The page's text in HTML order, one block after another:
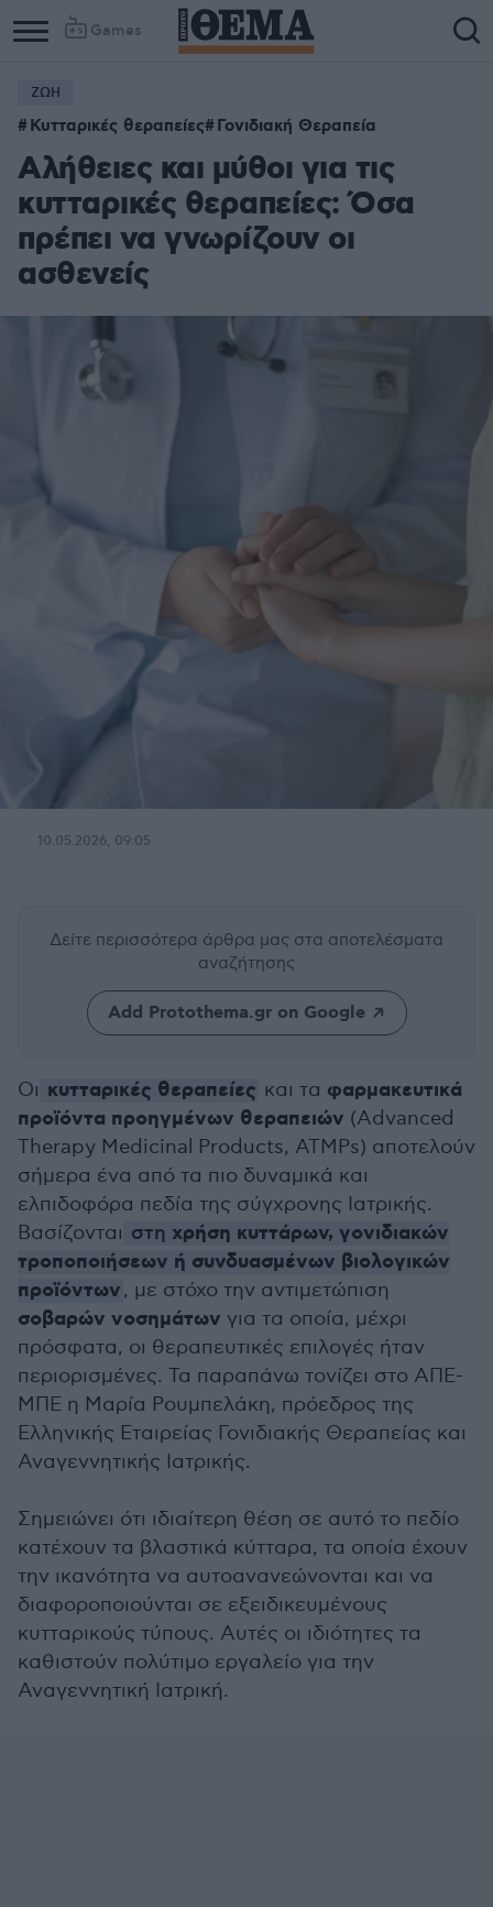
Games
ΖΩΗ
Κυτταρικές θεραπείες Γονιδιακή Θεραπεία
Αλήθειες και μύθοι για τις
κυτταρικές θεραπείες: Όσα
πρέπει να γνωρίζουν οι
ασθενείς
10.05.2026, 09:05
Δείτε περισσότερα άρθρα μας στα αποτελέσματα
αναζήτησης
Add Protothema.gr on Google
Οι κυτταρικές θεραπείες και τα φαρμακευτικά
προϊόντα προηγμένων θεραπειών (Advanced
Therapy Medicinal Products, ATMPs) αποτελούν
σήμερα ένα από τα πιο δυναμικά και
ελπιδοφόρα πεδία της σύγχρονης Ιατρικής.
Βασίζονται στη χρήση κυττάρων, γονιδιακών
τροποποιήσεων ή συνδυασμένων βιολογικών
προϊόντων, με στόχο την αντιμετώπιση
σοβαρών νοσημάτων για τα οποία, μέχρι
πρόσφατα, οι θεραπευτικές επιλογές ήταν
περιορισμένες. Τα παραπάνω τονίζει στο ΑΠΕ-
ΜΠΕ η Μαρία Ρουμπελάκη, πρόεδρος της
Ελληνικής Εταιρείας Γονιδιακής Θεραπείας και
Αναγεννητικής Ιατρικής.
Σημειώνει ότι ιδιαίτερη θέση σε αυτό το πεδίο
κατέχουν τα βλαστικά κύτταρα, τα οποία έχουν
την ικανότητα να αυτοανανεώνονται και να
διαφοροποιούνται σε εξειδικευμένους
κυτταρικούς τύπους. Αυτές οι ιδιότητες τα
καθιστούν πολύτιμο εργαλείο για την
Αναγεννητική Ιατρική.